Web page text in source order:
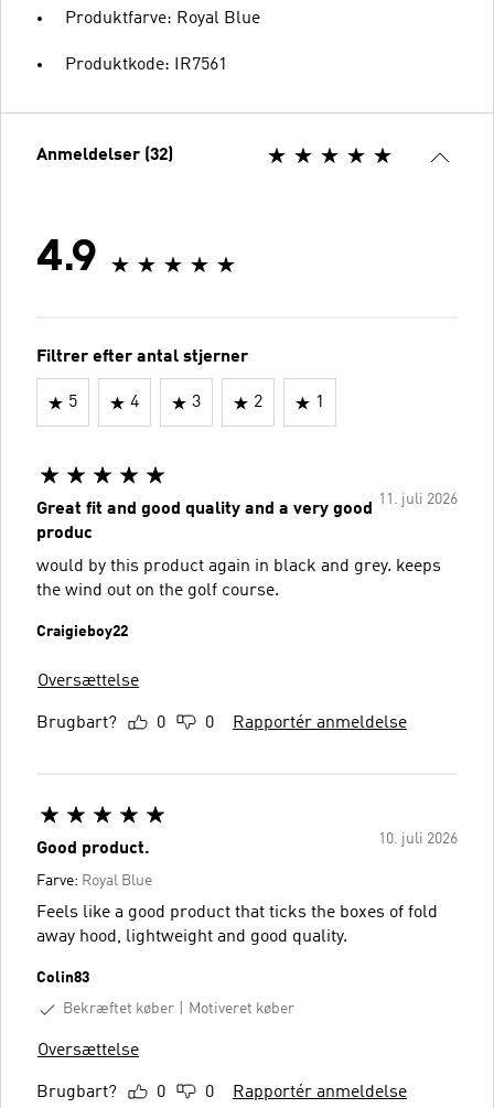
Produktfarve: Royal Blue
Produktkode: IR7561
Anmeldelser (32)
4.9
Filtrer efter antal stjerner
5 4 3 2 1
11. juli 2026
Great fit and good quality and a very good
produc
would by this product again in black and grey. keeps
the wind out on the golf course.
Craigieboy22
Oversættelse
Brugbart? 0 0 Rapportér anmeldelse
10. juli 2026
Good product.
Farve: Royal Blue
Feels like a good product that ticks the boxes of fold
away hood, lightweight and good quality.
Colin83
Bekræftet køber
Motiveret køber
Oversættelse
Brugbart? 0 0 Rapportér anmeldelse